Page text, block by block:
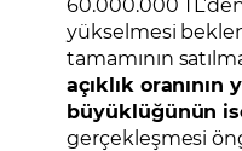
yükselmesi
tamamının
açıklık oranının
büyüklüğünün
gerçekleşmesi